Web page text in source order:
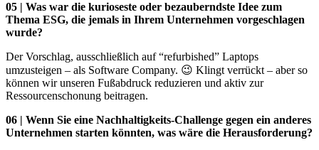
05 | Was war die kurioseste oder bezauberndste Idee zum
Thema ESG, die jemals in Ihrem Unternehmen vorgeschlagen
wurde?
Der Vorschlag, ausschließlich auf “refurbished” Laptops
umzusteigen – als Software Company. 😉 Klingt verrückt – aber so
können wir unseren Fußabdruck reduzieren und aktiv zur
Ressourcenschonung beitragen.
06 | Wenn Sie eine Nachhaltigkeits-Challenge gegen ein anderes
Unternehmen starten könnten, was wäre die Herausforderung?